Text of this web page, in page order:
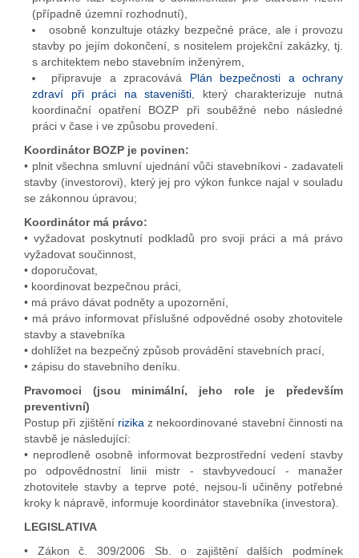
(případně územní rozhodnutí),
osobně konzultuje otázky bezpečné práce, ale i provozu
stavby po jejím dokončení, s nositelem projekční zakázky, tj.
s architektem nebo stavebním inženýrem,
připravuje a zpracovává Plán bezpečnosti a ochrany
zdraví při práci na staveništi , který charakterizuje nutná
koordinační opatření BOZP při souběžné nebo následné
práci v čase i ve způsobu provedení.
Koordinátor BOZP je povinen:
• plnit všechna smluvní ujednání vůči stavebníkovi - zadavateli
stavby (investorovi), který jej pro výkon funkce najal v souladu
se zákonnou úpravou;
Koordinátor má právo:
• vyžadovat poskytnutí podkladů pro svoji práci a má právo
vyžadovat součinnost,
• doporučovat,
• koordinovat bezpečnou práci,
• má právo dávat podněty a upozornění,
• má právo informovat příslušné odpovědné osoby zhotovitele
stavby a stavebníka
• dohlížet na bezpečný způsob provádění stavebních prací,
• zápisu do stavebního deníku.
Pravomoci (jsou minimální, jeho role je především
preventivní)
Postup při zjištění rizika z nekoordinované stavební činnosti na
stavbě je následující:
• neprodleně osobně informovat bezprostřední vedení stavby
po odpovědnostní linii mistr - stavbyvedoucí - manažer
zhotovitele stavby a teprve poté, nejsou-li učiněny potřebné
kroky k nápravě, informuje koordinátor stavebníka (investora).
LEGISLATIVA
• Zákon č. 309/2006 Sb. o zajištění dalších podmínek